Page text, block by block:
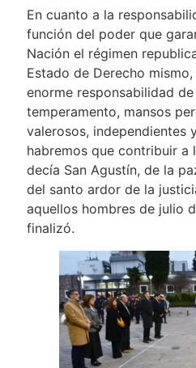
En cuanto a la
función del poder que
Nación el régimen
Estado de Derecho
enorme responsabilidad
temperamento, mansos
valerosos, independientes
habremos que contribuir a
decía San Agustín, de la
del santo ardor de la
aquellos hombres de julio
finalizó.